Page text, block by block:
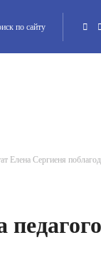
по сайту
Елена Сергиеня